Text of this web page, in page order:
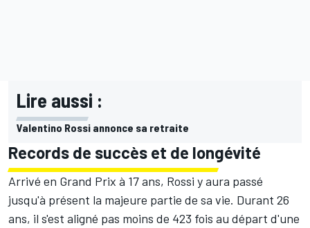
Lire aussi :
Valentino Rossi annonce sa retraite
Records de succès et de longévité
Arrivé en Grand Prix à 17 ans, Rossi y aura passé
jusqu'à présent la majeure partie de sa vie. Durant 26
ans, il s'est aligné pas moins de 423 fois au départ d'une